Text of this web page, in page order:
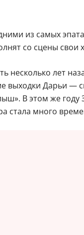
из самых
со сцены свои
несколько лет
Дарьи —
В этом же
много